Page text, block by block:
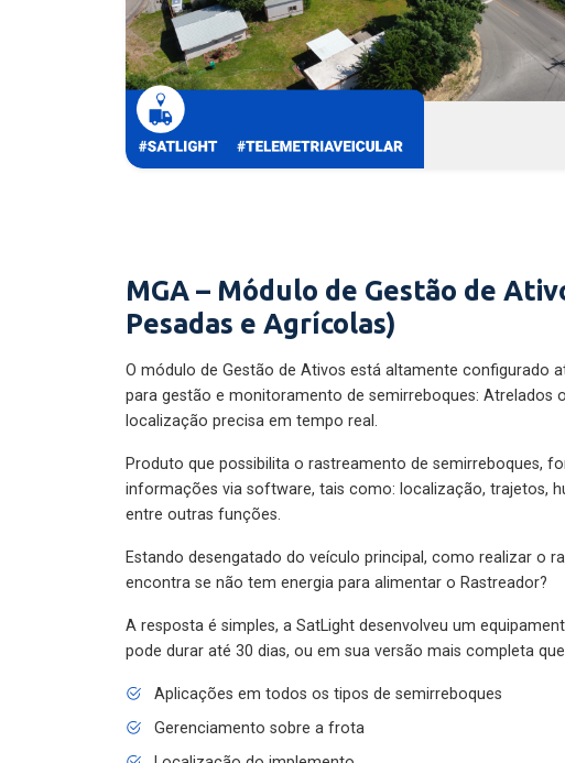
MGA – Módulo de Gestão de
Pesadas e Agrícolas)
O módulo de Gestão de Ativos está altamente configurado
para gestão e monitoramento de semirreboques: Atrelados
localização precisa em tempo real.
Produto que possibilita o rastreamento de semirreboques,
informações via software, tais como: localização, trajetos,
entre outras funções.
Estando desengatado do veículo principal, como realizar o
encontra se não tem energia para alimentar o Rastreador?
A resposta é simples, a SatLight desenvolveu um
pode durar até 30 dias, ou em sua versão mais completa
Aplicações em todos os tipos de semirreboques
Gerenciamento sobre a frota
Localização do implemento